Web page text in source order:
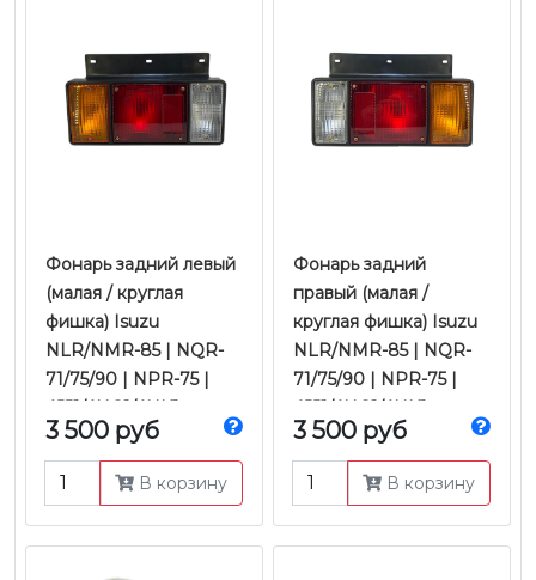
Фонарь задний левый
(малая / круглая
фишка) Isuzu
NLR/NMR-85 | NQR-
71/75/90 | NPR-75 |
4JJ1/4HG1/4HK1
Е-2/3/4/5 | Ootoko
3 500 руб
В корзину
Фонарь задний
правый (малая /
круглая фишка) Isuzu
NLR/NMR-85 | NQR-
71/75/90 | NPR-75 |
4JJ1/4HG1/4HK1
Е-2/3/4/5 | Ootoko
3 500 руб
В корзину